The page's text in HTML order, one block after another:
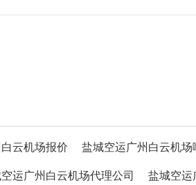
云机场报价 盐城空运广州白云机场
运广州白云机场代理公司 盐城空运